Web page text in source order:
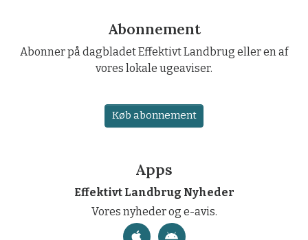
Abonnement
Abonner på dagbladet Effektivt Landbrug eller en af
vores lokale ugeaviser.
Køb abonnement
Apps
Effektivt Landbrug Nyheder
Vores nyheder og e-avis.